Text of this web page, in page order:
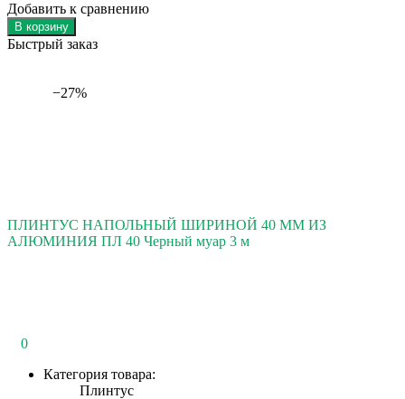
Добавить к сравнению
В корзину
Быстрый заказ
−27%
ПЛИНТУС НАПОЛЬНЫЙ ШИРИНОЙ 40 ММ ИЗ
АЛЮМИНИЯ ПЛ 40 Черный муар 3 м
0
Категория товара:
Плинтус